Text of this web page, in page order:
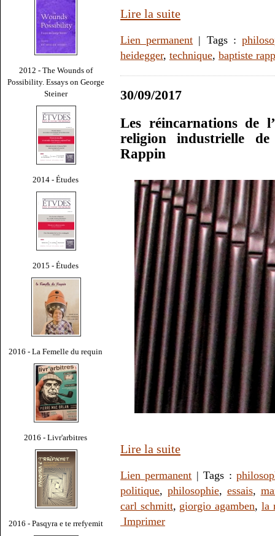
2012 - The Wounds of
Possibility. Essays on George
Steiner
2014 - Études
2015 - Études
2016 - La Femelle du requin
2016 - Livr'arbitres
2016 - Pasqyra e te rrefyemit
Lire la suite
Lien permanent | Tags :
heidegger, technique, baptiste
30/09/2017
Les réincarnations de
religion industrielle
Rappin
Lire la suite
Lien permanent | Tags :
politique, philosophie, essais,
carl schmitt, giorgio agamben, la
Imprimer